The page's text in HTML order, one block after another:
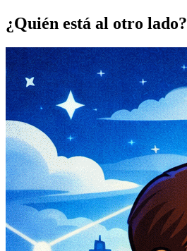
¿Quién está al otro